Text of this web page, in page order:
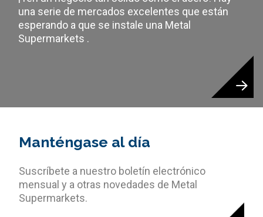
una serie de mercados excelentes que están
esperando a que se instale una Metal
Supermarkets .
Manténgase al día
Suscríbete a nuestro boletín electrónico
mensual y a otras novedades de Metal
Supermarkets.